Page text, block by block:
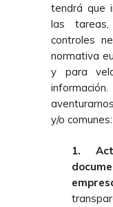
tendrá que
las
controles
normativa
y para
y/o comunes:
1.